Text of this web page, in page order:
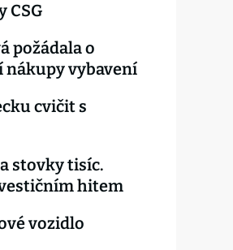
CSG
požádala o
nákupy vybavení
cvičit s
stovky tisíc.
hitem
vozidlo